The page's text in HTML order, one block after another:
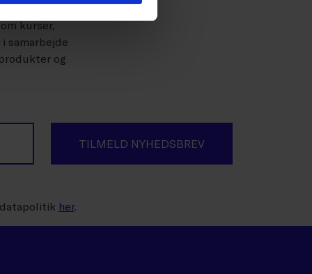
faglige
kurser,
samarbejde
og
TILMELD NYHEDSBREV
her.